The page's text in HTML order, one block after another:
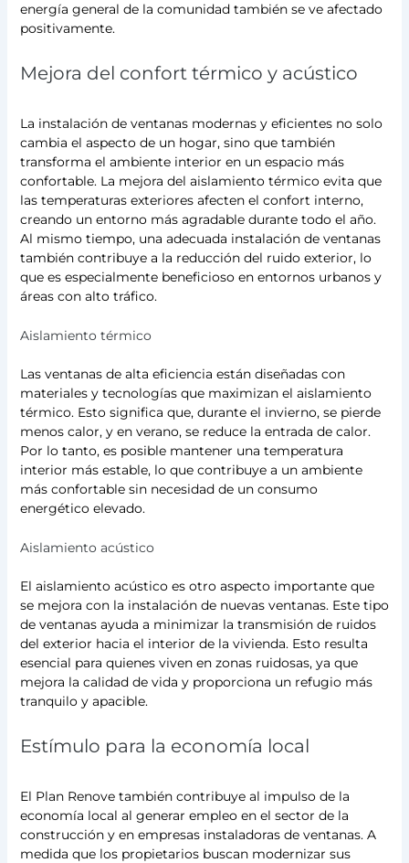
energía general de la comunidad también se ve afectado
positivamente.
Mejora del confort térmico y acústico
La instalación de ventanas modernas y eficientes no solo
cambia el aspecto de un hogar, sino que también
transforma el ambiente interior en un espacio más
confortable. La mejora del aislamiento térmico evita que
las temperaturas exteriores afecten el confort interno,
creando un entorno más agradable durante todo el año.
Al mismo tiempo, una adecuada instalación de ventanas
también contribuye a la reducción del ruido exterior, lo
que es especialmente beneficioso en entornos urbanos y
áreas con alto tráfico.
Aislamiento térmico
Las ventanas de alta eficiencia están diseñadas con
materiales y tecnologías que maximizan el aislamiento
térmico. Esto significa que, durante el invierno, se pierde
menos calor, y en verano, se reduce la entrada de calor.
Por lo tanto, es posible mantener una temperatura
interior más estable, lo que contribuye a un ambiente
más confortable sin necesidad de un consumo
energético elevado.
Aislamiento acústico
El aislamiento acústico es otro aspecto importante que
se mejora con la instalación de nuevas ventanas. Este tipo
de ventanas ayuda a minimizar la transmisión de ruidos
del exterior hacia el interior de la vivienda. Esto resulta
esencial para quienes viven en zonas ruidosas, ya que
mejora la calidad de vida y proporciona un refugio más
tranquilo y apacible.
Estímulo para la economía local
El Plan Renove también contribuye al impulso de la
economía local al generar empleo en el sector de la
construcción y en empresas instaladoras de ventanas. A
medida que los propietarios buscan modernizar sus